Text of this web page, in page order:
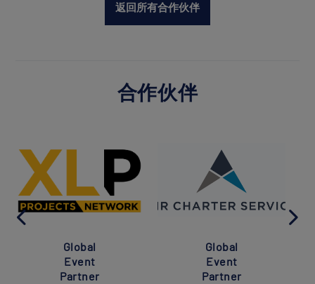
返回所有合作伙伴
合作伙伴
Global
Event
Partner
Global
Event
Partner